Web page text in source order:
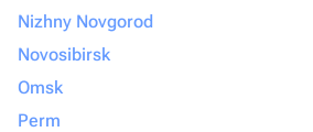
Nizhny Novgorod
Novosibirsk
Omsk
Perm